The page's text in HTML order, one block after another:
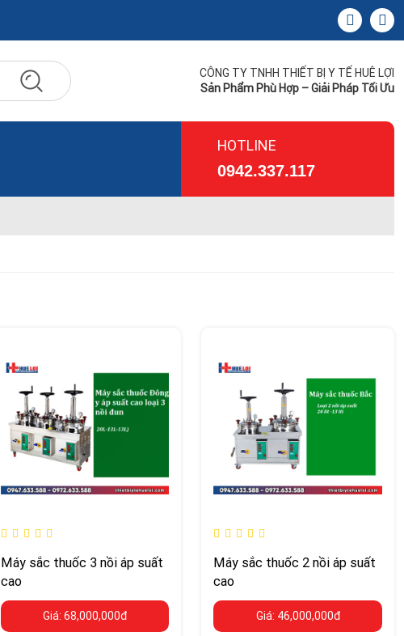
CÔNG TY TNHH THIẾT BỊ Y TẾ HUÊ LỢI
Sản Phẩm Phù Hợp – Giải Pháp Tối Ưu
HOTLINE
0942.337.117
Máy sắc thuốc 3 nồi áp suất
cao
Giá: 68,000,000đ
Máy sắc thuốc 2 nồi áp suất
cao
Giá: 46,000,000đ